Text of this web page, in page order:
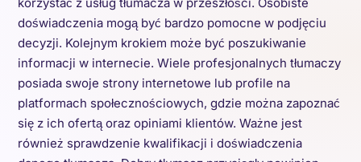
doświadczenia mogą być bardzo pomocne w podjęciu
decyzji. Kolejnym krokiem może być poszukiwanie
informacji w internecie. Wiele profesjonalnych tłumaczy
posiada swoje strony internetowe lub profile na
platformach społecznościowych, gdzie można zapoznać
się z ich ofertą oraz opiniami klientów. Ważne jest
również sprawdzenie kwalifikacji i doświadczenia